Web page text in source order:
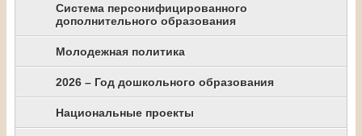
Система персонифицированного
дополнительного образования
Молодежная политика
2026 – Год дошкольного образования
Национальные проекты